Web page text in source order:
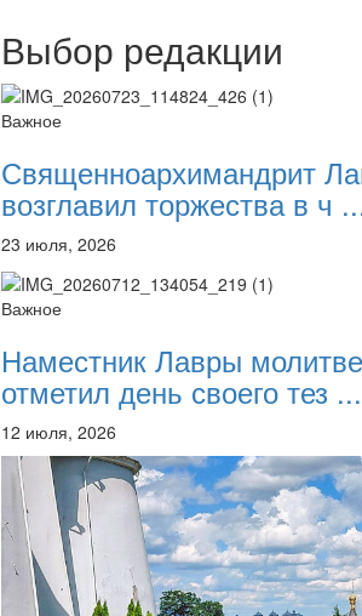
2015Название трансляции
2015
2015Название трансляции
2015Название трансляции
2015Название трансляции
2015Название трансляции
2015
Выбор редакции
Важное
Священноархимандрит
возглавил торжества в ч
23 июля, 2026
Важное
Наместник Лавры
отметил день своего тез ...
12 июля, 2026